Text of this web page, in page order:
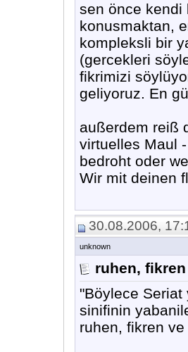
sen önce kendi
konusmaktan,
kompleksli bir
(gercekleri
fikrimizi
geliyoruz. En
außerdem reiß
virtuelles Maul
bedroht oder
Wir mit deinen
30.08.2006,
unknown
ruhen,
"Böylece
sinifinin
ruhen, fikren